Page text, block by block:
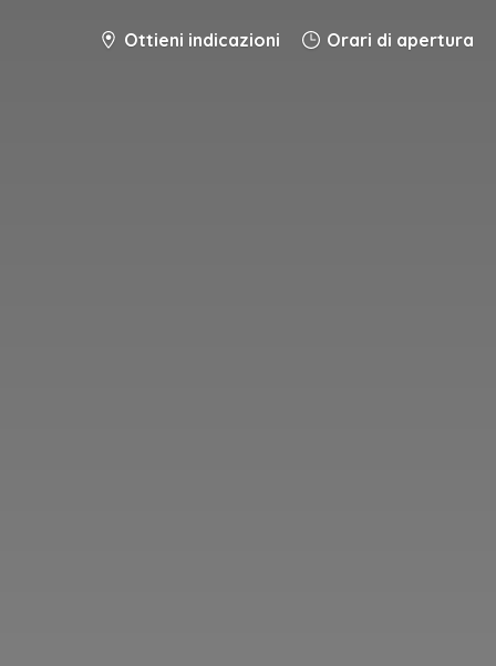
Ottieni indicazioni Orari di apertura